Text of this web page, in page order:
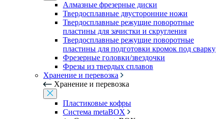
Алмазные фрезерные диски
Твердосплавные двусторонние ножи
Твердосплавные режущие поворотные
пластины для зачистки и скругления
Твердосплавные режущие поворотные
пластины для подготовки кромок под сварку
Фрезерные головки/звездочки
Фрезы из твердых сплавов
Хранение и перевозка
Хранение и перевозка
Пластиковые кофры
Система metaBOX